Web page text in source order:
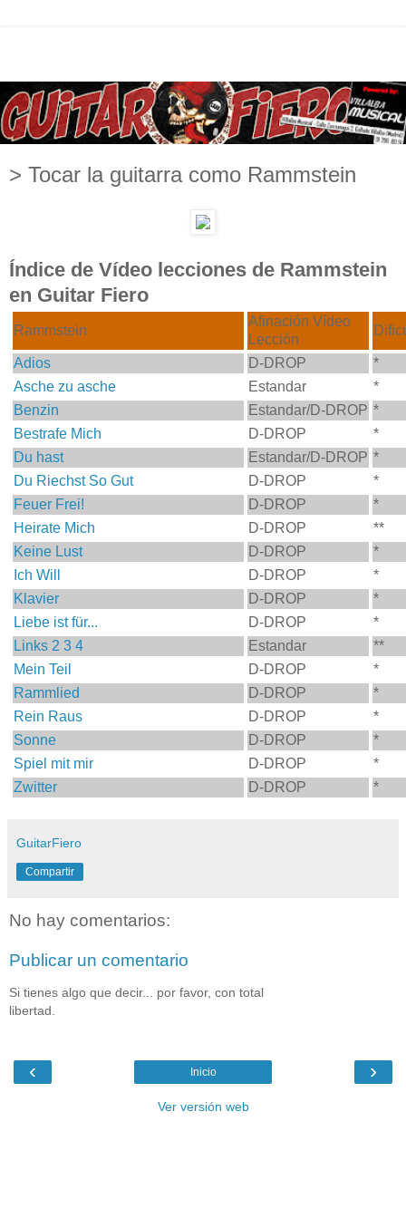
> Tocar la guitarra como Rammstein
Índice de Vídeo lecciones de Rammstein
en Guitar Fiero
Rammstein
Afinación Vídeo
Lección
Adios D-DROP
*
Asche zu asche
Estandar
*
Benzin
Estandar/D-DROP *
Bestrafe Mich
D-DROP
*
Du hast
Estandar/D-DROP *
Du Riechst So Gut
D-DROP
*
Feuer Frei!
D-DROP
*
Heirate Mich
D-DROP
**
Keine Lust
D-DROP
*
Ich Will
D-DROP
*
Klavier
D-DROP
*
Liebe ist für...
D-DROP
*
Links 2 3 4
Estandar
**
Mein Teil
D-DROP
*
Rammlied
D-DROP
*
Rein Raus
D-DROP
*
Sonne
D-DROP
*
Spiel mit mir
D-DROP
*
Zwitter
D-DROP *
GuitarFiero
Compartir
No hay comentarios:
Publicar un comentario
Si tienes algo que decir... por favor, con total
libertad.
‹ ›
Inicio
Ver versión web